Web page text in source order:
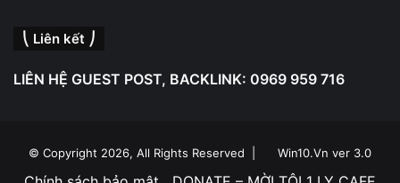
⎝ Liên kết ⎠
LIÊN HỆ GUEST POST, BACKLINK: 0969 959 716
© Copyright 2026, All Rights Reserved | Win10.Vn ver 3.0